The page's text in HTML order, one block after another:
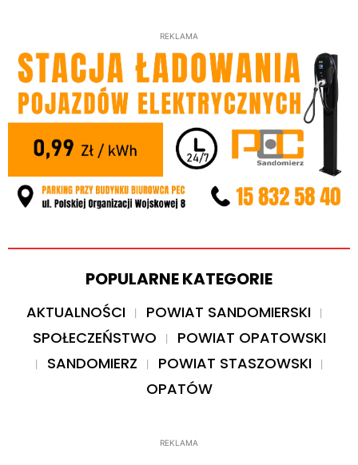
REKLAMA
POPULARNE KATEGORIE
AKTUALNOŚCI
POWIAT SANDOMIERSKI
SPOŁECZEŃSTWO
POWIAT OPATOWSKI
SANDOMIERZ
POWIAT STASZOWSKI
OPATÓW
REKLAMA